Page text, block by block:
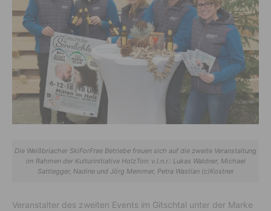
Die Weißbriacher SkiForFree Betriebe freuen sich auf die zweite Veranstaltung
im Rahmen der Kulturinitiative HolzTon: v.l.n.r.: Lukas Waldner, Michael
Sattlegger, Nadine und Jörg Memmer, Petra Wastian (c)Kostner
Veranstalter des zweiten Events im Gitschtal unter der Marke